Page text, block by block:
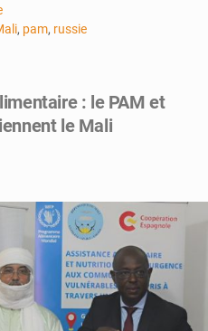
, pam, russie
: le PAM et
le Mali